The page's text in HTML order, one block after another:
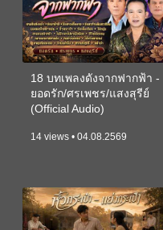
18 บทเพลงดังจากฟากฟ้า -
ยอดรัก/ศรเพชร/แสงสุรีย์
(Official Audio)
14 views • 04.08.2569